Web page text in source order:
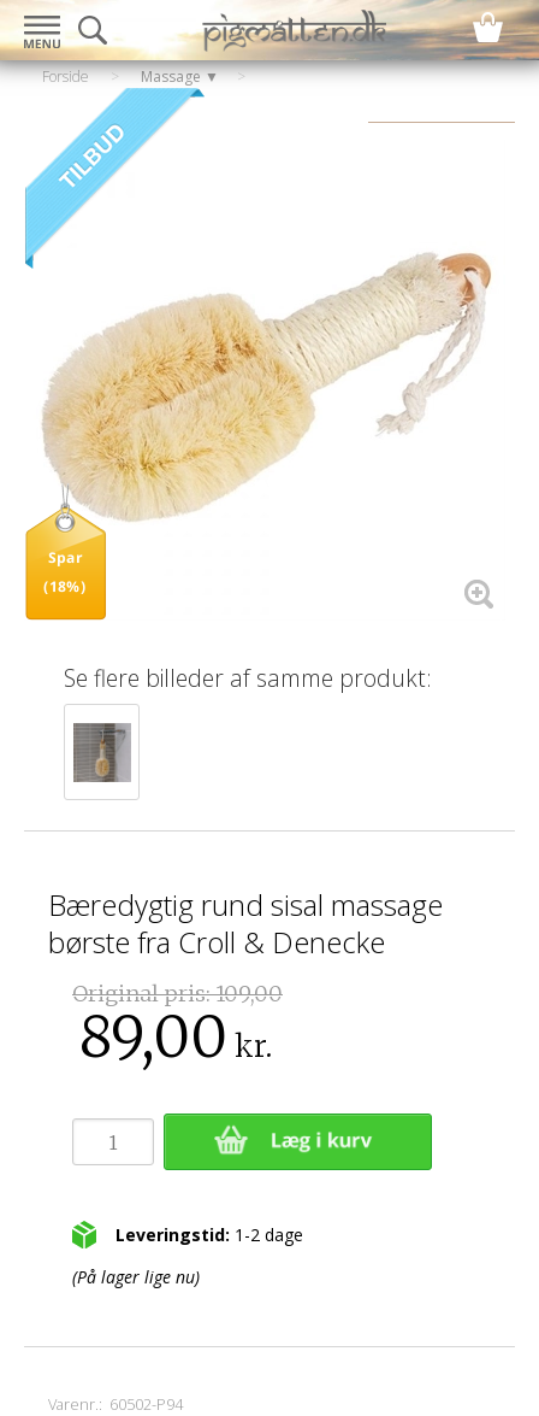
Forside > Massage ▼
Spar
(18%)
Se flere billeder af samme produkt:
Bæredygtig rund sisal massage
børste fra Croll & Denecke
Original pris:109,00
89,00 kr.
Leveringstid: 1-2 dage
(På lager lige nu)
Varenr.: 60502-P94